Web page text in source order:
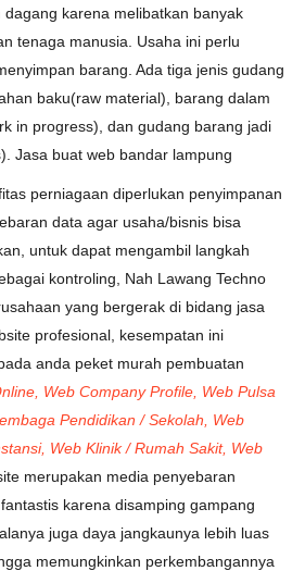
dagang karena melibatkan banyak
tenaga manusia. Usaha ini perlu
barang. Ada tiga jenis gudang
baku(raw material), barang dalam
in progress), dan gudang barang jadi
Jasa buat web bandar lampung
perniagaan diperlukan penyimpanan
data agar usaha/bisnis bisa
untuk dapat mengambil langkah
kontroling, Nah Lawang Techno
yang bergerak di bidang jasa
profesional, kesempatan ini
anda peket murah pembuatan
Web Company Profile, Web Pulsa
Pendidikan / Sekolah, Web
Web Klinik / Rumah Sakit, Web
merupakan media penyebaran
karena disamping gampang
juga daya jangkaunya lebih luas
memungkinkan perkembangannya